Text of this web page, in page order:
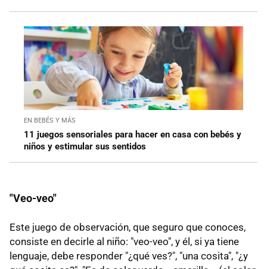
EN BEBÉS Y MÁS
11 juegos sensoriales para hacer en casa con bebés y
niños y estimular sus sentidos
"Veo-veo"
Este juego de observación, que seguro que conoces,
consiste en decirle al niño: "veo-veo", y él, si ya tiene
lenguaje, debe responder "¿qué ves?", "una cosita", "¿y